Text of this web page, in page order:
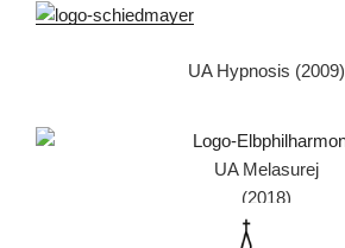
UA Hypnosis (2009)
UA Melasurej
(2018)